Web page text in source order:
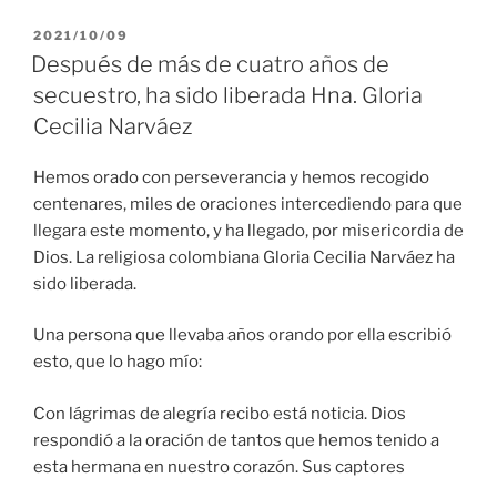
PUBLICADO
EL
2021/10/09
Después de más de cuatro años de
secuestro, ha sido liberada Hna. Gloria
Cecilia Narváez
Hemos orado con perseverancia y hemos recogido
centenares, miles de oraciones intercediendo para que
llegara este momento, y ha llegado, por misericordia de
Dios. La religiosa colombiana Gloria Cecilia Narváez ha
sido liberada.
Una persona que llevaba años orando por ella escribió
esto, que lo hago mío:
Con lágrimas de alegría recibo está noticia. Dios
respondió a la oración de tantos que hemos tenido a
esta hermana en nuestro corazón. Sus captores